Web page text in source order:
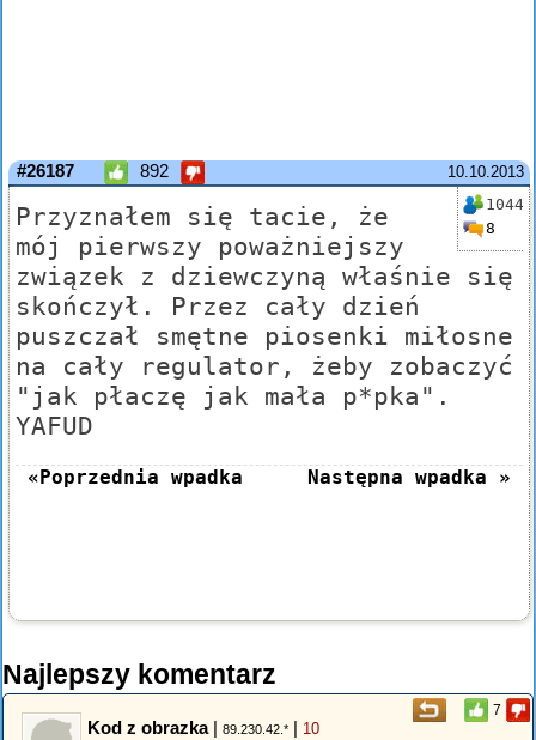
10.10.2013
#26187 892
1044
8
Przyznałem się tacie, że
mój pierwszy poważniejszy
związek z dziewczyną właśnie się
skończył. Przez cały dzień
puszczał smętne piosenki miłosne
na cały regulator, żeby zobaczyć
"jak płaczę jak mała p*pka".
YAFUD
«Poprzednia wpadka Następna wpadka »
Najlepszy komentarz
7
Kod z obrazka| 89.230.42.* | 10